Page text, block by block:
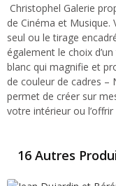
Christophel Galerie
de Cinéma et Musique.
seul ou le tirage
également le choix
blanc qui magnifie et
de couleur de cadres –
permet de créer sur
votre intérieur ou l’offrir
16 Autres